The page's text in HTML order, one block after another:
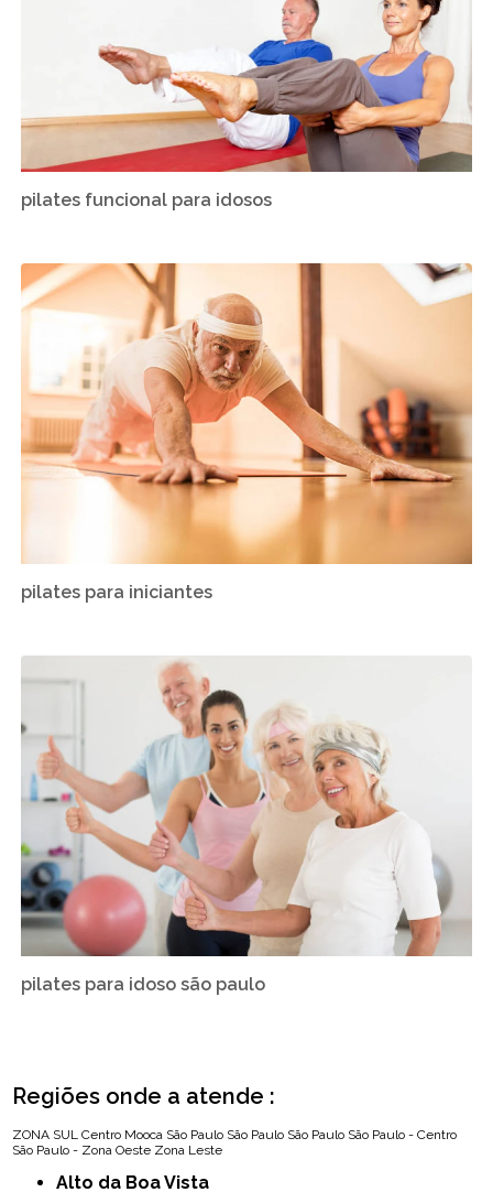
pilates funcional para idosos
pilates para iniciantes
pilates para idoso são paulo
Regiões onde a atende :
ZONA SUL Centro Mooca São Paulo São Paulo São Paulo São Paulo - Centro
São Paulo - Zona Oeste Zona Leste
Alto da Boa Vista